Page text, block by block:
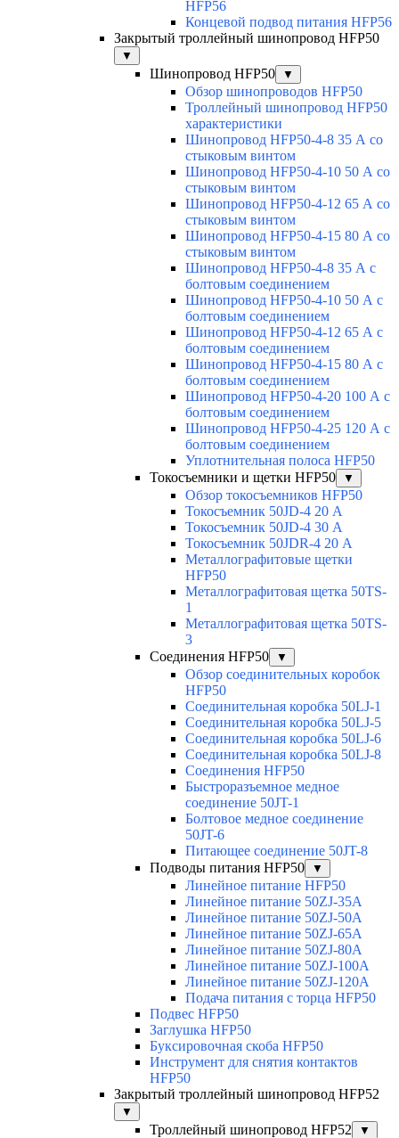
HFP56
Концевой подвод питания HFP56
Закрытый троллейный шинопровод HFP50
▼
Шинопровод HFP50 ▼
Обзор шинопроводов HFP50
Троллейный шинопровод HFP50
характеристики
Шинопровод HFP50-4-8 35 А со
стыковым винтом
Шинопровод HFP50-4-10 50 А со
стыковым винтом
Шинопровод HFP50-4-12 65 А со
стыковым винтом
Шинопровод HFP50-4-15 80 А со
стыковым винтом
Шинопровод HFP50-4-8 35 А с
болтовым соединением
Шинопровод HFP50-4-10 50 А с
болтовым соединением
Шинопровод HFP50-4-12 65 А с
болтовым соединением
Шинопровод HFP50-4-15 80 А с
болтовым соединением
Шинопровод HFP50-4-20 100 А с
болтовым соединением
Шинопровод HFP50-4-25 120 А с
болтовым соединением
Уплотнительная полоса HFP50
Токосъемники и щетки HFP50
▼
Обзор токосъемников HFP50
Токосъемник 50JD-4 20 А
Токосъемник 50JD-4 30 А
Токосъемник 50JDR-4 20 А
Металлографитовые щетки
HFP50
Металлографитовая щетка 50TS-
1
Металлографитовая щетка 50TS-
3
Соединения HFP50
▼
Обзор соединительных коробок
HFP50
Соединительная коробка 50LJ-1
Соединительная коробка 50LJ-5
Соединительная коробка 50LJ-6
Соединительная коробка 50LJ-8
Соединения HFP50
Быстроразъемное медное
соединение 50JT-1
Болтовое медное соединение
50JT-6
Питающее соединение 50JT-8
Подводы питания HFP50
▼
Линейное питание HFP50
Линейное питание 50ZJ-35A
Линейное питание 50ZJ-50A
Линейное питание 50ZJ-65A
Линейное питание 50ZJ-80A
Линейное питание 50ZJ-100A
Линейное питание 50ZJ-120A
Подача питания с торца HFP50
Подвес HFP50
Заглушка HFP50
Буксировочная скоба HFP50
Инструмент для снятия контактов
HFP50
Закрытый троллейный шинопровод HFP52
▼
Троллейный шинопровод HFP52 ▼